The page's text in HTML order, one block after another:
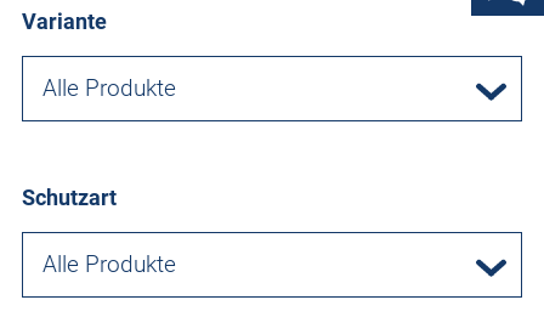
Variante
Alle Produkte
Schutzart
Alle Produkte